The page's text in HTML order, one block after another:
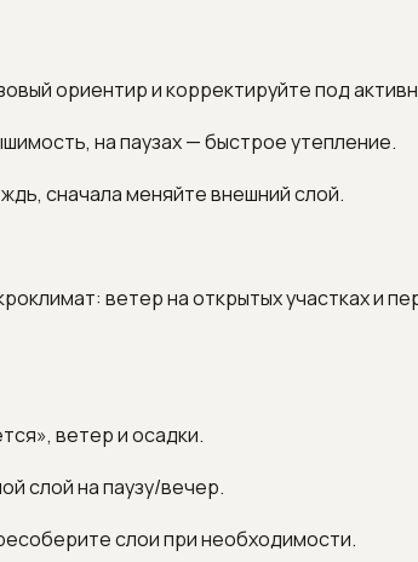
ориентир и корректируйте под
на паузах — быстрое утепление.
сначала меняйте внешний слой.
ветер на открытых участках и
ветер и осадки.
слой на паузу/вечер.
слои при необходимости.